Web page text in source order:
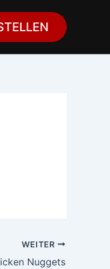
WEITER
Nuggets